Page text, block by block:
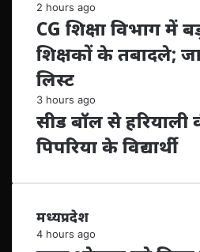
2 hours ago
CG शिक्षा विभाग में
शिक्षकों के तबादले;
लिस्ट
3 hours ago
सीड बॉल से
पिपरिया के विद्यार्थी
मध्यप्रदेश
4 hours ago